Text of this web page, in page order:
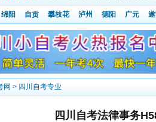
绵阳 自贡 攀枝花 泸州 德阳 广元
网 > 四川自考专业
四川自考法律事务